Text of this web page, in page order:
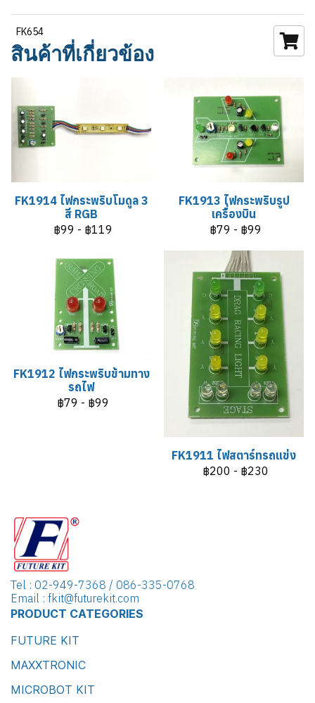
FK654
สินค้าที่เกี่ยวข้อง
FK1914 ไฟกระพริบโมดูล 3
สี RGB
฿99 - ฿119
FK1913 ไฟกระพริบรูป
เครื่องบิน
฿79 - ฿99
FK1912 ไฟกระพริบข้ามทาง
รถไฟ
฿79 - ฿99
FK1911 ไฟสตาร์ทรถแข่ง
฿200 - ฿230
Tel : 02-949-7368 / 086-335-0768
Email : fkit@futurekit.com
PRODUCT CATEGORIES
FUTURE KIT
MAXXTRONIC
MICROBOT KIT